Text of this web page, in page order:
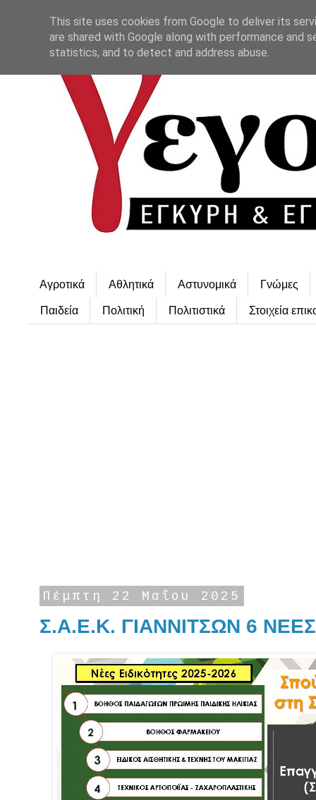
Αγροτικά Αθλητικά Αστυνομικά Γνώμες
Παιδεία Πολιτική Πολιτιστικά Στοιχεία
Πέμπτη 22 Μαΐου 2025
Σ.Α.Ε.Κ. ΓΙΑΝΝΙΤΣΩΝ 6
This site uses cookies from Google to deliver its
are shared with Google along with performance and
statistics, and to detect and address abuse.